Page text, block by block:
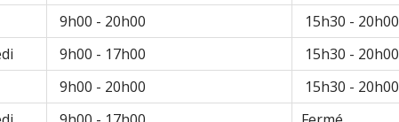
9h00 - 20h00
15h30 - 20h00
9h00 - 17h00
15h30 - 20h00
9h00 - 20h00
15h30 - 20h00